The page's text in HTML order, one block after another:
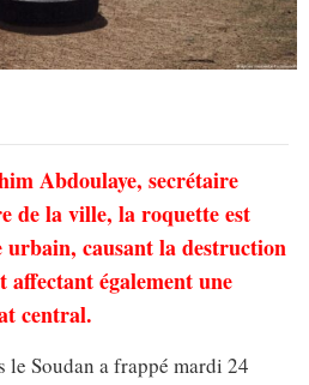
Abdoulaye, secrétaire
de la ville, la roquette est
urbain, causant la destruction
affectant également une
central.
le Soudan a frappé mardi 24